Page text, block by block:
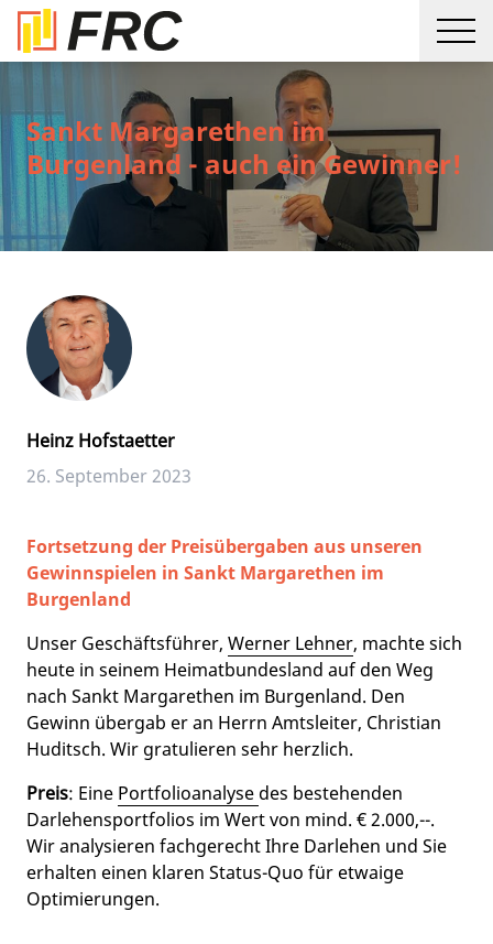
Sankt Margarethen im
Burgenland - auch ein Gewinner!
Heinz Hofstaetter
26. September 2023
Fortsetzung der Preisübergaben aus unseren
Gewinnspielen in Sankt Margarethen im
Burgenland
Unser Geschäftsführer, Werner Lehner, machte sich
heute in seinem Heimatbundesland auf den Weg
nach Sankt Margarethen im Burgenland. Den
Gewinn übergab er an Herrn Amtsleiter, Christian
Huditsch. Wir gratulieren sehr herzlich.
Preis: Eine Portfolioanalyse des bestehenden
Darlehensportfolios im Wert von mind. € 2.000,--.
Wir analysieren fachgerecht Ihre Darlehen und Sie
erhalten einen klaren Status-Quo für etwaige
Optimierungen.